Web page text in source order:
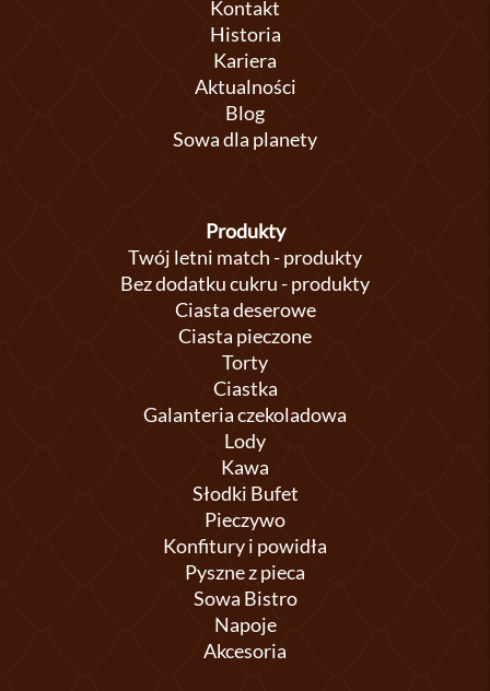
Kontakt
Historia
Kariera
Aktualności
Blog
Sowa dla planety
Produkty
Twój letni match - produkty
Bez dodatku cukru - produkty
Ciasta deserowe
Ciasta pieczone
Torty
Ciastka
Galanteria czekoladowa
Lody
Kawa
Słodki Bufet
Pieczywo
Konfitury i powidła
Pyszne z pieca
Sowa Bistro
Napoje
Akcesoria